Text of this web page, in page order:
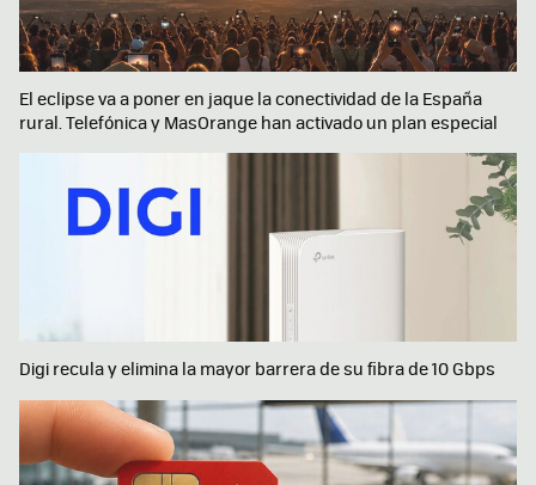
El eclipse va a poner en jaque la conectividad de la España
rural. Telefónica y MasOrange han activado un plan especial
Digi recula y elimina la mayor barrera de su fibra de 10 Gbps